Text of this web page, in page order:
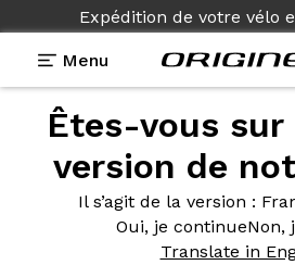
Expédition de votre vélo
Menu
Êtes-vous sur
version de
Il s’agit de la version :
Oui, je continueNon,
Translate in
Témoignages>Vélo de route
Vélo deroute
Sram Force 22